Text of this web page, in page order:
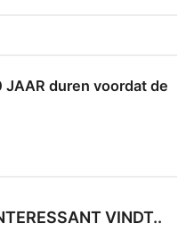
JAAR duren voordat de
VINDT..